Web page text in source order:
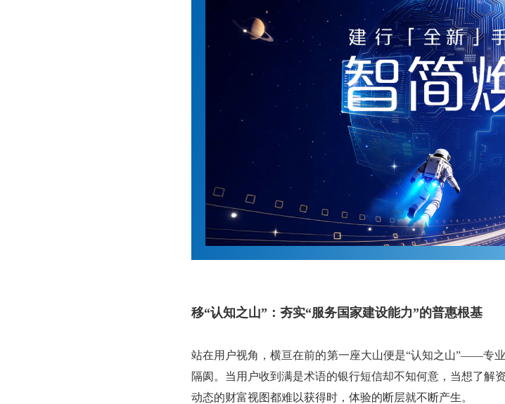
移“认知之山”：夯实“服务国家建设能力”的普惠根基
站在用户视角，横亘在前的第一座大山便是“认知之山”——专
隔阂。当用户收到满是术语的银行短信却不知何意，当想了解
动态的财富视图都难以获得时，体验的断层就不断产生。